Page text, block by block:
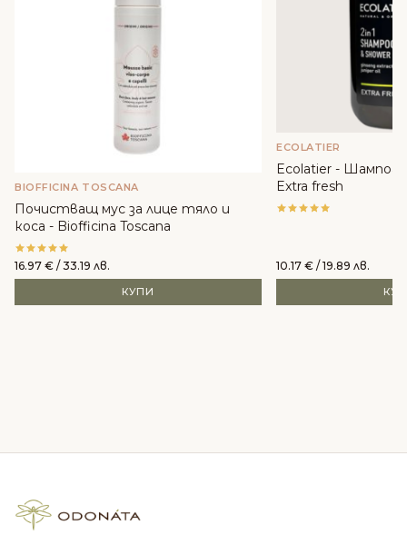
BIOFFICINA TOSCANA
Почистващ мус за лице тяло и
коса - Biofficina Toscana
16.97 € / 33.19 лв.
КУПИ
ECOLATIER
Ecolatier -
Extra fresh
10.17 € / 19.89 лв.